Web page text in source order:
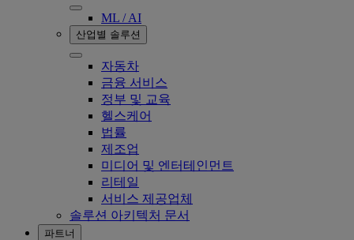
ML / AI
산업별 솔루션
자동차
금융 서비스
정부 및 교육
헬스케어
법률
제조업
미디어 및 엔터테인먼트
리테일
서비스 제공업체
솔루션 아키텍처 문서
파트너